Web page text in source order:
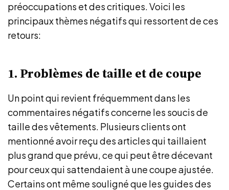
préoccupations et des critiques. Voici les
principaux thèmes négatifs qui ressortent de ces
retours:
1. Problèmes de taille et de coupe
Un point qui revient fréquemment dans les
commentaires négatifs concerne les soucis de
taille des vêtements. Plusieurs clients ont
mentionné avoir reçu des articles qui taillaient
plus grand que prévu, ce qui peut être décevant
pour ceux qui sattendaient à une coupe ajustée.
Certains ont même souligné que les guides des